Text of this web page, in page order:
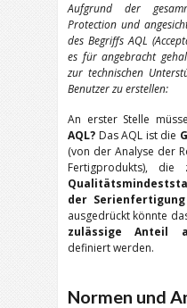
Aufgrund der
Protection und
des Begriffs AQL
es für angebracht
zur technischen
Benutzer zu erstellen:
An erster Stelle
AQL? Das AQL ist die
(von der Analyse der
Fertigprodukts), die
der Serienfertigung
ausgedrückt könnte
zulässige Anteil
definiert werden.
Normen und